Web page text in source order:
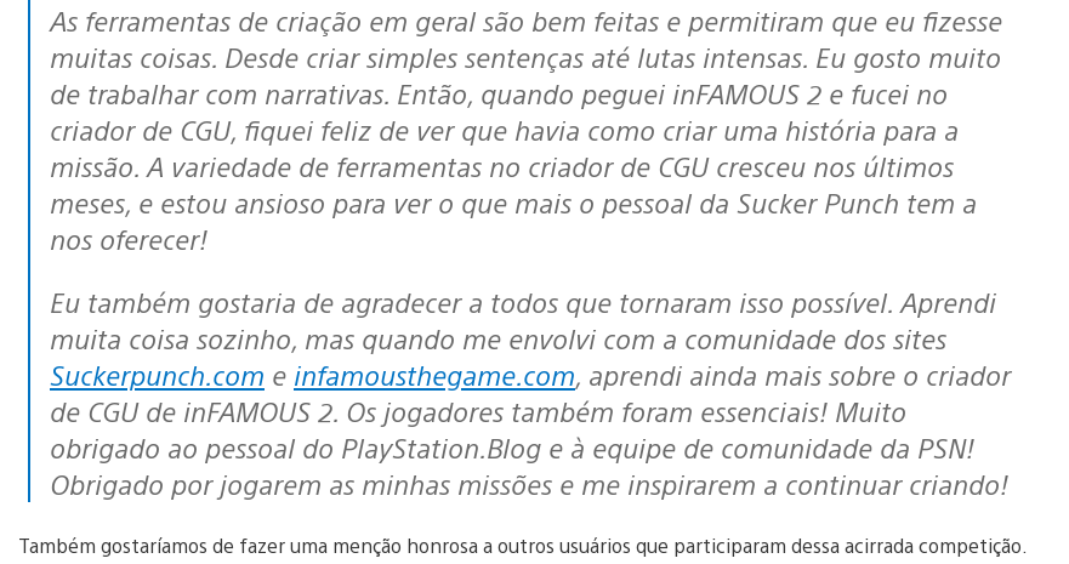
As ferramentas de criação em geral são bem feitas e permitiram que eu fizesse
muitas coisas. Desde criar simples sentenças até lutas intensas. Eu gosto muito
de trabalhar com narrativas. Então, quando peguei inFAMOUS 2 e fucei no
criador de CGU, fiquei feliz de ver que havia como criar uma história para a
missão. A variedade de ferramentas no criador de CGU cresceu nos últimos
meses, e estou ansioso para ver o que mais o pessoal da Sucker Punch tem a
nos oferecer!
Eu também gostaria de agradecer a todos que tornaram isso possível. Aprendi
muita coisa sozinho, mas quando me envolvi com a comunidade dos sites
Suckerpunch.com e infamousthegame.com, aprendi ainda mais sobre o criador
de CGU de inFAMOUS 2. Os jogadores também foram essenciais! Muito
obrigado ao pessoal do PlayStation.Blog e à equipe de comunidade da PSN!
Obrigado por jogarem as minhas missões e me inspirarem a continuar criando!
Também gostaríamos de fazer uma menção honrosa a outros usuários que participaram dessa acirrada competição.